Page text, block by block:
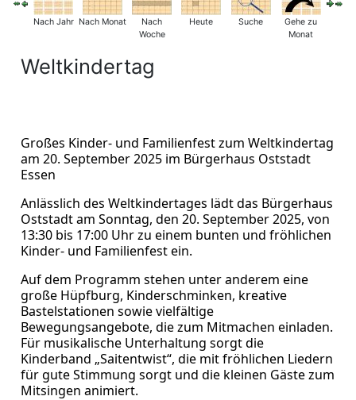
Nach Jahr Nach Monat
Nach
Woche
Heute Suche
Gehe zu
Monat
Weltkindertag
Großes Kinder- und Familienfest zum Weltkindertag
am 20. September 2025 im Bürgerhaus Oststadt
Essen
Anlässlich des Weltkindertages lädt das Bürgerhaus
Oststadt am Sonntag, den 20. September 2025, von
13:30 bis 17:00 Uhr zu einem bunten und fröhlichen
Kinder- und Familienfest ein.
Auf dem Programm stehen unter anderem eine
große Hüpfburg, Kinderschminken, kreative
Bastelstationen sowie vielfältige
Bewegungsangebote, die zum Mitmachen einladen.
Für musikalische Unterhaltung sorgt die
Kinderband „Saitentwist“, die mit fröhlichen Liedern
für gute Stimmung sorgt und die kleinen Gäste zum
Mitsingen animiert.